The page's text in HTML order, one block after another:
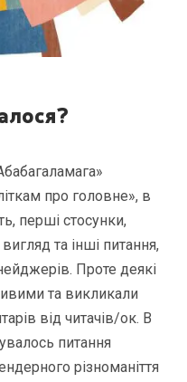
про головне», в
перші стосунки,
та інші питання,
Проте деякі
та викликали
від читачів/ок. В
питання
різноманіття